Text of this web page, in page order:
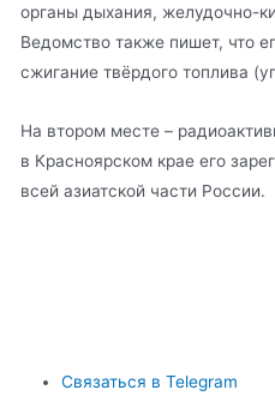
органы дыхания, желудочно-
Ведомство также пишет, что
сжигание твёрдого топлива
На втором месте –
в Красноярском крае его
всей азиатской части России.
Связаться в Telegram